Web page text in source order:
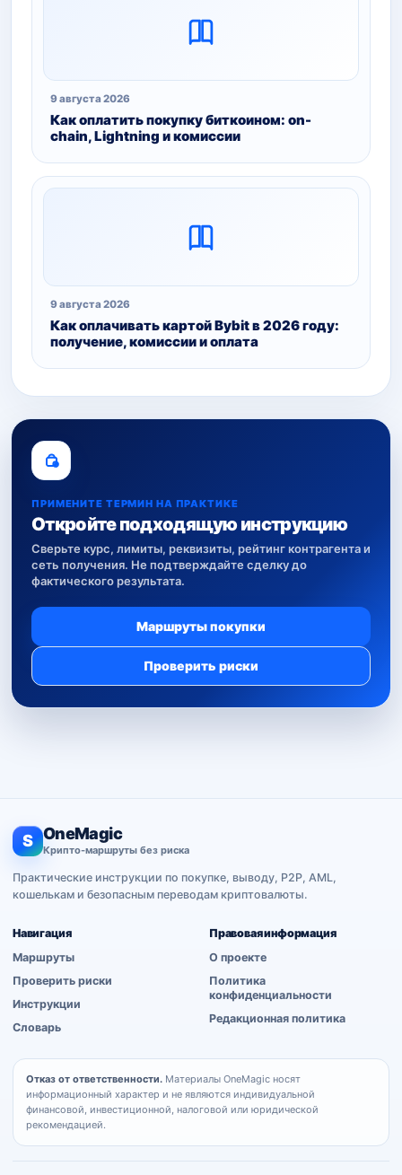
9 августа 2026
Как оплатить покупку биткоином: on-
chain, Lightning и комиссии
9 августа 2026
Как оплачивать картой Bybit в 2026 году:
получение, комиссии и оплата
ПРИМЕНИТЕ ТЕРМИН НА ПРАКТИКЕ
Откройте подходящую инструкцию
Сверьте курс, лимиты, реквизиты, рейтинг контрагента и
сеть получения. Не подтверждайте сделку до
фактического результата.
Маршруты покупки
Проверить риски
S OneMagic
Крипто-маршруты без риска
Практические инструкции по покупке, выводу, P2P, AML,
кошелькам и безопасным переводам криптовалюты.
Навигация
Маршруты
Проверить риски
Инструкции
Словарь
Правовая информация
О проекте
Политика
конфиденциальности
Редакционная политика
Отказ от ответственности. Материалы OneMagic носят
информационный характер и не являются индивидуальной
финансовой, инвестиционной, налоговой или юридической
рекомендацией.